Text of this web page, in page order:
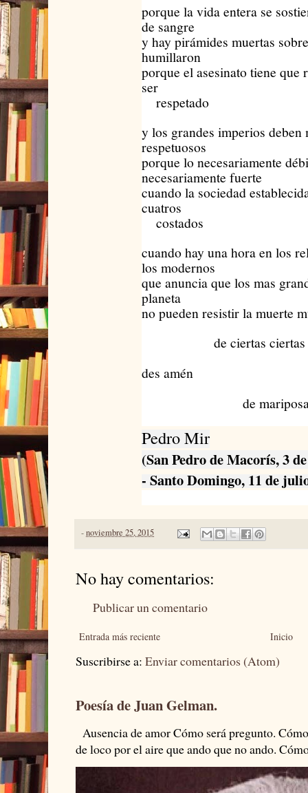
porque la vida entera se
de sangre
y hay pirámides muertas
humillaron
porque el asesinato tiene que
ser
respetado
y los grandes imperios deben
respetuosos
porque lo necesariamente
necesariamente fuerte
cuando la sociedad
cuatros
costados
cuando hay una hora en los
los modernos
que anuncia que los mas
planeta
no pueden resistir la muerte
de ciertas ciertas
des amén
de
Pedro Mir
(San Pedro de Macorís, 3
- Santo Domingo, 11 de
-noviembre 25, 2015
No hay comentarios:
Publicar un comentario
Entrada más reciente Inicio
Suscribirse a: Enviar comentarios (Atom)
Poesía de Juan Gelman.
Ausencia de amor Cómo será pregunto.
de loco por el aire que ando que no ando.